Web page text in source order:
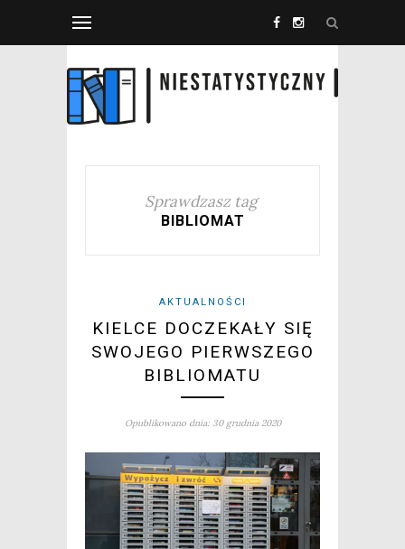
Sprawdzasz tag
BIBLIOMAT
AKTUALNOŚCI
KIELCE DOCZEKAŁY SIĘ
SWOJEGO PIERWSZEGO
BIBLIOMATU
Opublikowano dnia: 30 grudnia 2020